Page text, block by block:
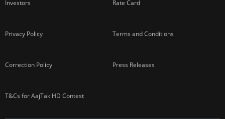
Investors Rate Card
Privacy Policy Terms and Conditions
Correction Policy Press Releases
T&Cs for AajTak HD Contest